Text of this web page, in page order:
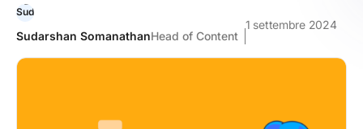
Sudarshan SomanathanHead of Content
1 settembre 2024